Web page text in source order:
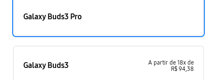
Galaxy Buds3 Pro
Galaxy Buds3 A partir de 18x de
R$ 94 38